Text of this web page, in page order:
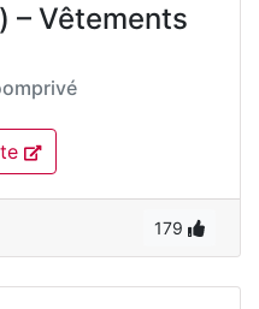
– Vêtements
179